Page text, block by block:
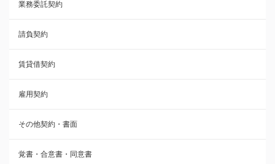
雇用契約
その他契約・書面
売買契約
株主総会議事録・関連書類
請負契約
フランチャイズ契約
業務委託契約
請負契約
賃貸借契約
雇用契約
その他契約・書面
覚書・合意書・同意書